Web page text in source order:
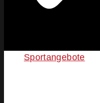
Sportangebote